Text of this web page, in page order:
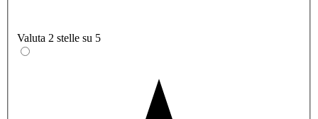
Valuta 2 stelle su 5